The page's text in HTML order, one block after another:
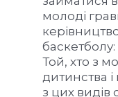
молоді
баскетболу:
Той, хто з
дитинства
з цих